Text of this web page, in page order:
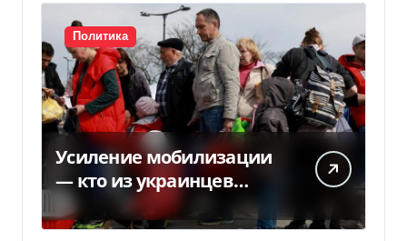
Политика
Усиление мобилизации
— кто из украинцев
потеряет право на
временную защиту в ЕС